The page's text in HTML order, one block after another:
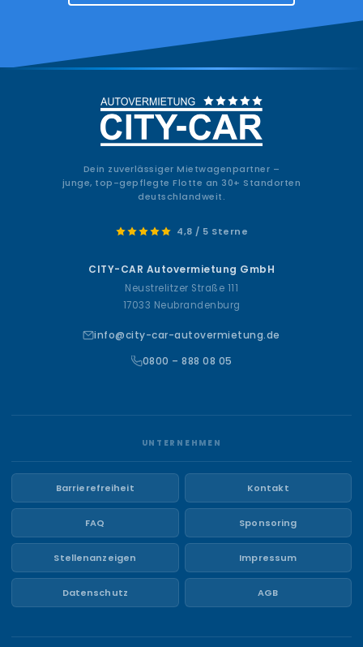
Dein zuverlässiger Mietwagenpartner –
junge, top-gepflegte Flotte an 30+ Standorten
deutschlandweit.
4,8 / 5 Sterne
CITY-CAR Autovermietung GmbH
Neustrelitzer Straße 111
17033 Neubrandenburg
info@city-car-autovermietung.de
0800 – 888 08 05
UNTERNEHMEN
Barrierefreiheit Kontakt
FAQ Sponsoring
Stellenanzeigen Impressum
Datenschutz AGB